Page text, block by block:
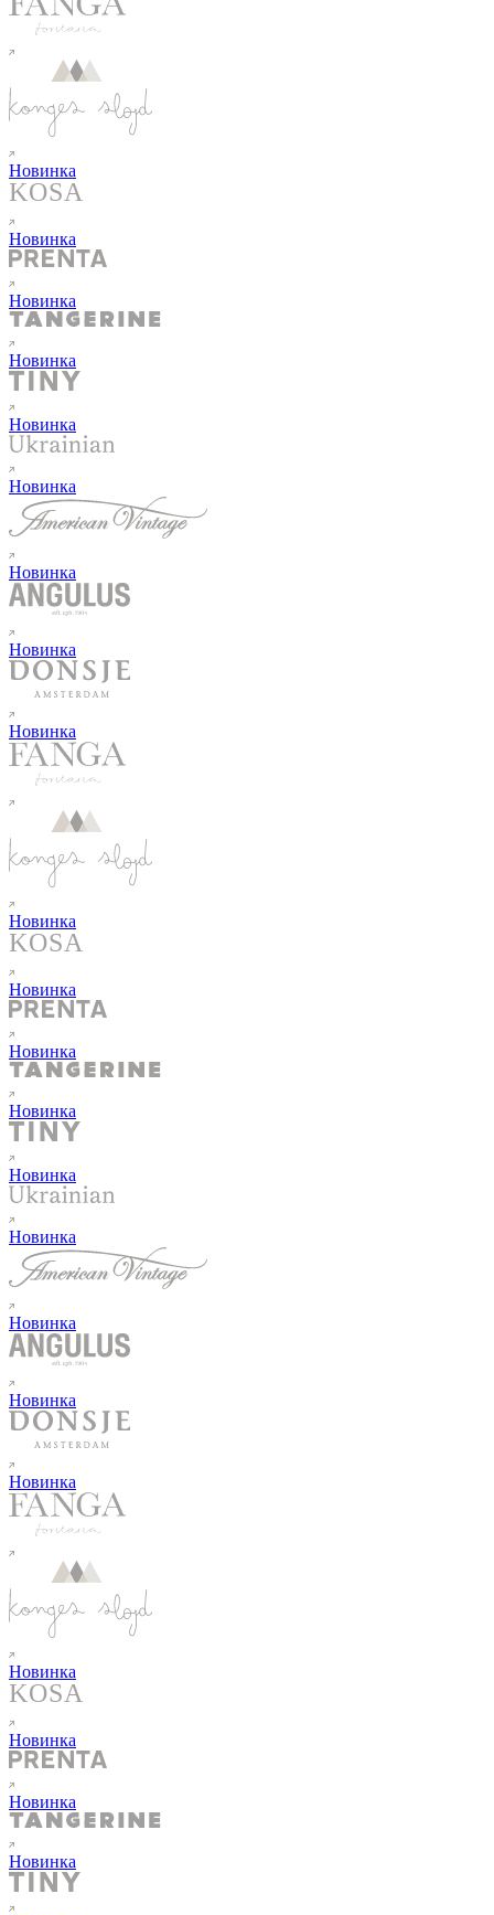
Новинка
Новинка
Новинка
Новинка
Новинка
Новинка
Новинка
Новинка
Новинка
Новинка
Новинка
Новинка
Новинка
Новинка
Новинка
Новинка
Новинка
Новинка
Новинка
Новинка
Новинка
Новинка